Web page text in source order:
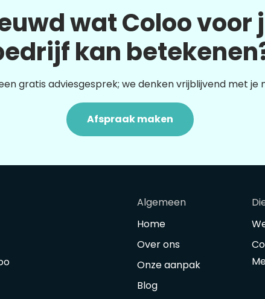
wat Coloo voor
kan
gratis adviesgesprek; we denken vrijblijvend met je
Afspraak maken
Algemeen
Home
Over ons
Onze aanpak
Blog